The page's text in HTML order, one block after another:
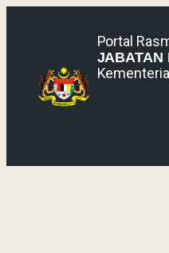
Portal
JABATAN